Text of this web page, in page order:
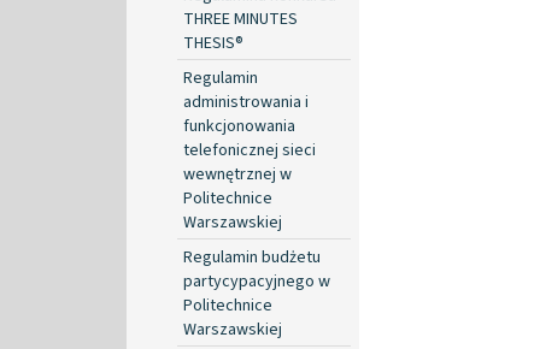
THREE MINUTES
THESIS®
Regulamin
administrowania i
funkcjonowania
telefonicznej sieci
wewnętrznej w
Politechnice
Warszawskiej
Regulamin budżetu
partycypacyjnego w
Politechnice
Warszawskiej